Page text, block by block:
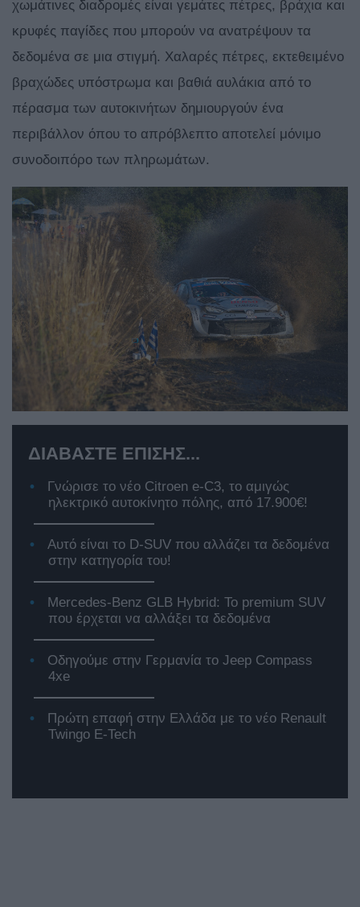
χωμάτινες διαδρομές είναι γεμάτες πέτρες, βράχια και
κρυφές παγίδες που μπορούν να ανατρέψουν τα
δεδομένα σε μια στιγμή. Χαλαρές πέτρες, εκτεθειμένο
βραχώδες υπόστρωμα και βαθιά αυλάκια από το
πέρασμα των αυτοκινήτων δημιουργούν ένα
περιβάλλον όπου το απρόβλεπτο αποτελεί μόνιμο
συνοδοιπόρο των πληρωμάτων.
ΔΙΑΒΑΣΤΕ ΕΠΙΣΗΣ...
Γνώρισε το νέο Citroen e-C3, το αμιγώς
ηλεκτρικό αυτοκίνητο πόλης, από 17.900€!
Αυτό είναι το D-SUV που αλλάζει τα δεδομένα
στην κατηγορία του!
Mercedes-Benz GLB Hybrid: Το premium SUV
που έρχεται να αλλάξει τα δεδομένα
Οδηγούμε στην Γερμανία το Jeep Compass
4xe
Πρώτη επαφή στην Ελλάδα με το νέο Renault
Twingo E-Tech